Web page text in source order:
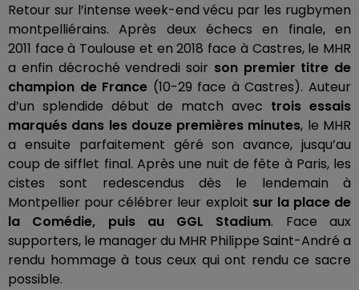
Retour sur l’intense week-end vécu par les rugbymen
montpelliérains. Après deux échecs en finale, en
2011 face à Toulouse et en 2018 face à Castres, le MHR
a enfin décroché vendredi soir son premier titre de
champion de France (10-29 face à Castres). Auteur
d’un splendide début de match avec trois essais
marqués dans les douze premières minutes, le MHR
a ensuite parfaitement géré son avance, jusqu’au
coup de sifflet final. Après une nuit de fête à Paris, les
cistes sont redescendus dès le lendemain à
Montpellier pour célébrer leur exploit sur la place de
la Comédie, puis au GGL Stadium. Face aux
supporters, le manager du MHR Philippe Saint-André a
rendu hommage à tous ceux qui ont rendu ce sacre
possible.